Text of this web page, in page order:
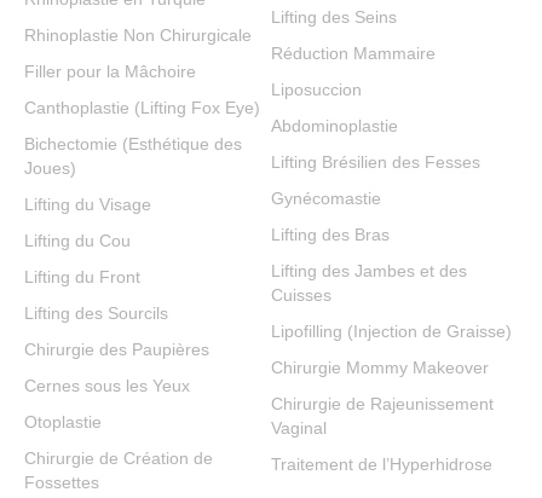
Model
Çakan D, Eroğlu
10.1055/a-
1738-1194.
12. PMID:
35021235
Round
Use of
Rhinoplastie Non Chirurgicale
Filler pour la Mâchoire
Canthoplastie (Lifting Fox Eye)
Bichectomie (Esthétique des
Joues)
Lifting du Visage
Lifting du Cou
Lifting du Front
Lifting des Sourcils
Chirurgie des Paupières
Cernes sous les Yeux
Otoplastie
Chirurgie de Création de
Fossettes
Lifting des Seins
Réduction Mammaire
Liposuccion
Abdominoplastie
Lifting Brésilien des Fesses
Gynécomastie
Lifting des Bras
Lifting des Jambes et des
Cuisses
Lipofilling (Injection de Graisse)
Chirurgie Mommy Makeover
Chirurgie de Rajeunissement
Vaginal
Traitement de l’Hyperhidrose